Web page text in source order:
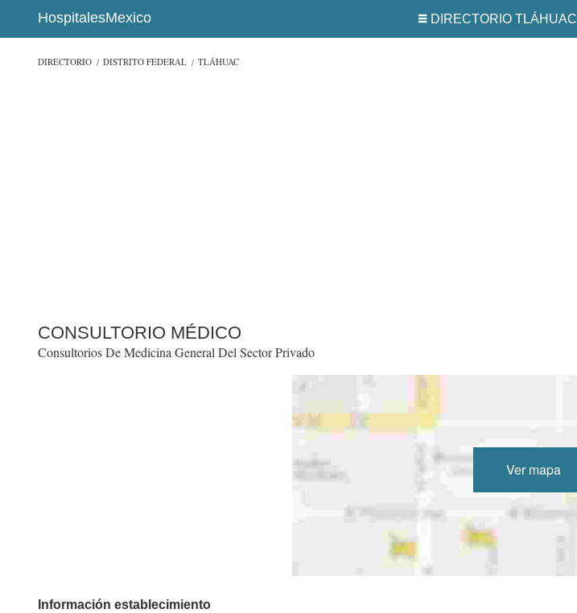
HospitalesMexico DIRECTORIO TLÁHUAC
DIRECTORIO DISTRITO FEDERAL TLÁHUAC
CONSULTORIO MÉDICO
Consultorios De Medicina General Del Sector Privado
Ver mapa
Información establecimiento